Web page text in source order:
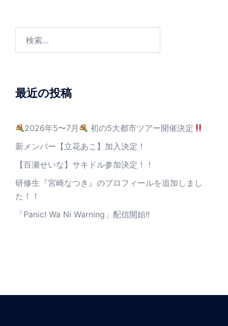
最近の投稿
2026年5〜7月
初の5大都市ツアー開催決定
新メンバー【立花あこ】加入決定！
【百瀬せいな】サキドル参加決定！！
研修生『宮崎なつき』のプロフィールを追加しまし
た！！
「Panic! Wa Ni Warning」配信開始!!